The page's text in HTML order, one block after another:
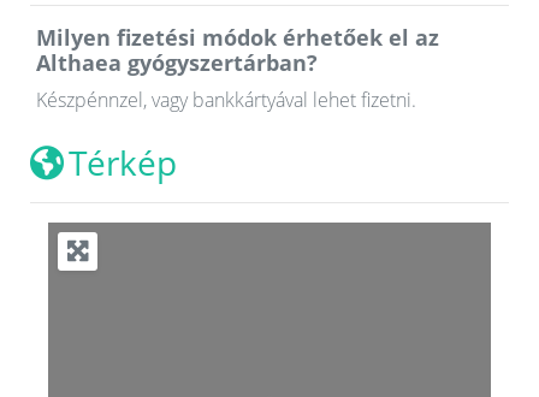
Milyen fizetési módok érhetőek el az
Althaea gyógyszertárban?
Készpénnzel, vagy bankkártyával lehet fizetni.
Térkép